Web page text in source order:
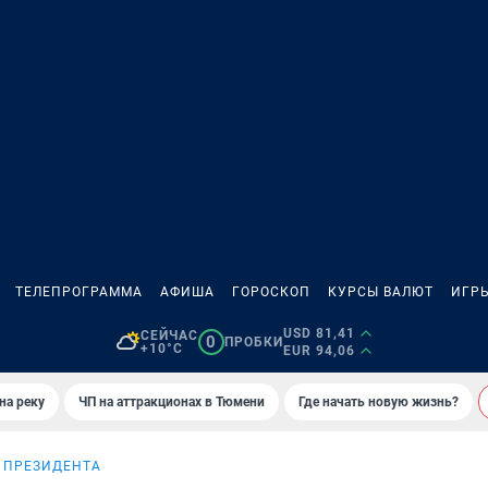
ТЕЛЕПРОГРАММА АФИША ГОРОСКОП КУРСЫ ВАЛЮТ ИГРЫ
СЕЙЧАС
+10°C
0 ПРОБКИ
USD 81,41
EUR 94,06
реку ЧП на аттракционах в Тюмени Где начать новую жизнь?